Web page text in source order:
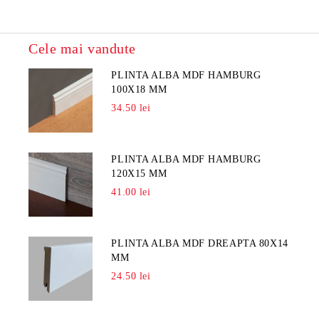
Cele mai vandute
PLINTA ALBA MDF HAMBURG
100X18 MM
34.50 lei
PLINTA ALBA MDF HAMBURG
120X15 MM
41.00 lei
PLINTA ALBA MDF DREAPTA 80X14
MM
24.50 lei